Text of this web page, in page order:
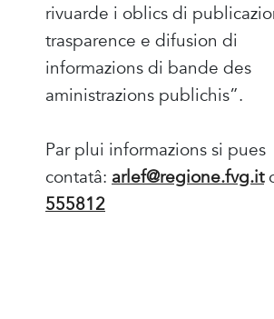
rivuarde i oblics di
trasparence e difusion di
informazions di bande des
aministrazions publichis”.
Par plui informazions si pues
contatâ: arlef@regione.fvg.it
555812